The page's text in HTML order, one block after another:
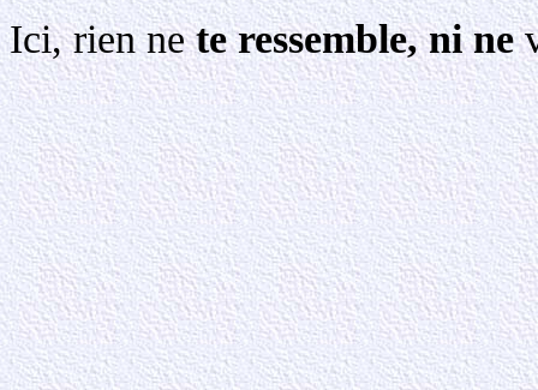
Ici, rien nete ressemble, ni ne